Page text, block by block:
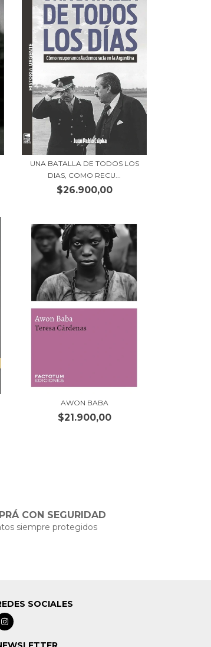
UNA BATALLA DE TODOS LOS
DIAS, COMO RECU...
$26.900,00
AWON BABA
$21.900,00
CON SEGURIDAD
siempre protegidos
SOCIALES